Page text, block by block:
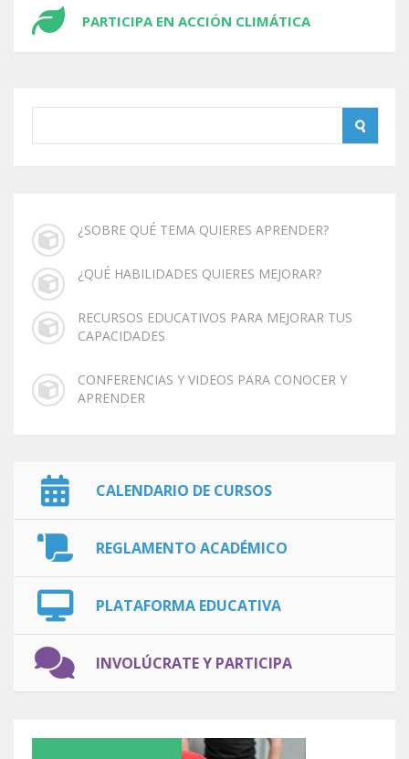
PARTICIPA EN ACCIÓN CLIMÁTICA
¿SOBRE QUÉ TEMA QUIERES APRENDER?
¿QUÉ HABILIDADES QUIERES MEJORAR?
RECURSOS EDUCATIVOS PARA MEJORAR TUS
CAPACIDADES
CONFERENCIAS Y VIDEOS PARA CONOCER Y
APRENDER
CALENDARIO DE CURSOS
REGLAMENTO ACADÉMICO
PLATAFORMA EDUCATIVA
INVOLÚCRATE Y PARTICIPA